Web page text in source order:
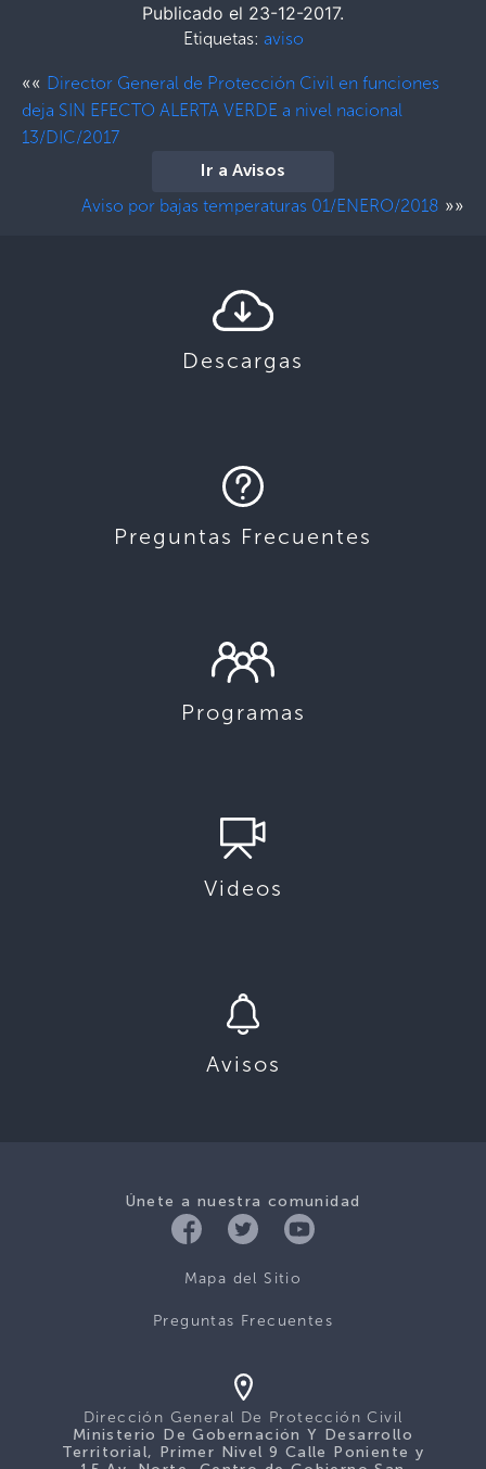
Publicado el 23-12-2017.
Etiquetas: aviso
«« Director General de Protección Civil en funciones
deja SIN EFECTO ALERTA VERDE a nivel nacional
13/DIC/2017
Ir a Avisos
Aviso por bajas temperaturas 01/ENERO/2018 »»
Descargas
Preguntas Frecuentes
Programas
Videos
Avisos
Únete a nuestra comunidad
Mapa del Sitio
Preguntas Frecuentes
Dirección General De Protección Civil
Ministerio De Gobernación Y Desarrollo
Territorial, Primer Nivel 9 Calle Poniente y